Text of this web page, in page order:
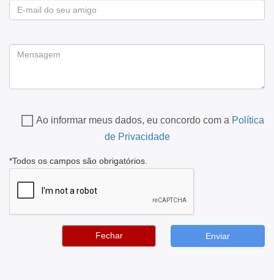
Ao informar meus dados, eu concordo com a Política
de Privacidade
*Todos os campos são obrigatórios.
Fechar